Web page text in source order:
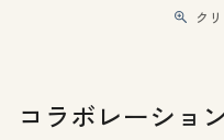
ク
コラボレーショ